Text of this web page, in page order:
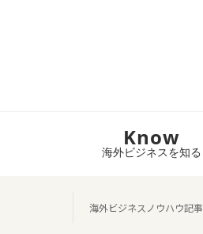
Know
海外ビジネスを知る
海外ビジネスノウハウ記事